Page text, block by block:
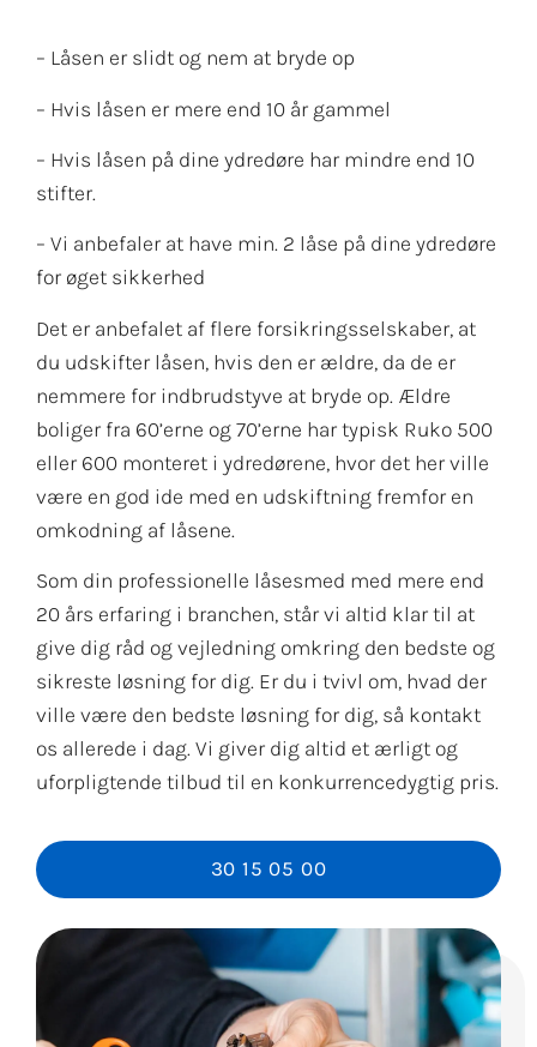
– Låsen er slidt og nem at bryde op
– Hvis låsen er mere end 10 år gammel
– Hvis låsen på dine ydredøre har mindre end 10
stifter.
– Vi anbefaler at have min. 2 låse på dine ydredøre
for øget sikkerhed
Det er anbefalet af flere forsikringsselskaber, at
du udskifter låsen, hvis den er ældre, da de er
nemmere for indbrudstyve at bryde op. Ældre
boliger fra 60’erne og 70’erne har typisk Ruko 500
eller 600 monteret i ydredørene, hvor det her ville
være en god ide med en udskiftning fremfor en
omkodning af låsene.
Som din professionelle låsesmed med mere end
20 års erfaring i branchen, står vi altid klar til at
give dig råd og vejledning omkring den bedste og
sikreste løsning for dig. Er du i tvivl om, hvad der
ville være den bedste løsning for dig, så kontakt
os allerede i dag. Vi giver dig altid et ærligt og
uforpligtende tilbud til en konkurrencedygtig pris.
30 15 05 00